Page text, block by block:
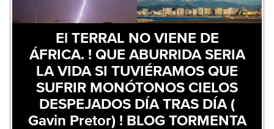
El TERRAL NO VIENE DE
ÁFRICA. ! QUE ABURRIDA SERIA
LA VIDA SI TUVIÉRAMOS QUE
SUFRIR MONÓTONOS CIELOS
DESPEJADOS DÍA TRAS DÍA (
Gavin Pretor) ! BLOG TORMENTA